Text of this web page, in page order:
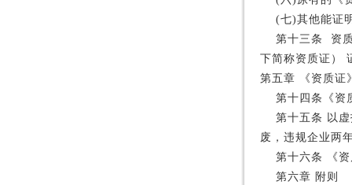
(七)其他能证
第十三条
资
下简称资质证）
第五章
《资质
第十四条《资
第十五条 以
废，违规企业两
第十六条
《
第六章 附则